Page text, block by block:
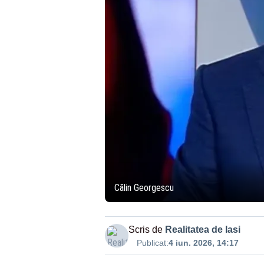
Călin Georgescu
Scris de Realitatea de Iasi
Publicat:4 iun. 2026, 14:17